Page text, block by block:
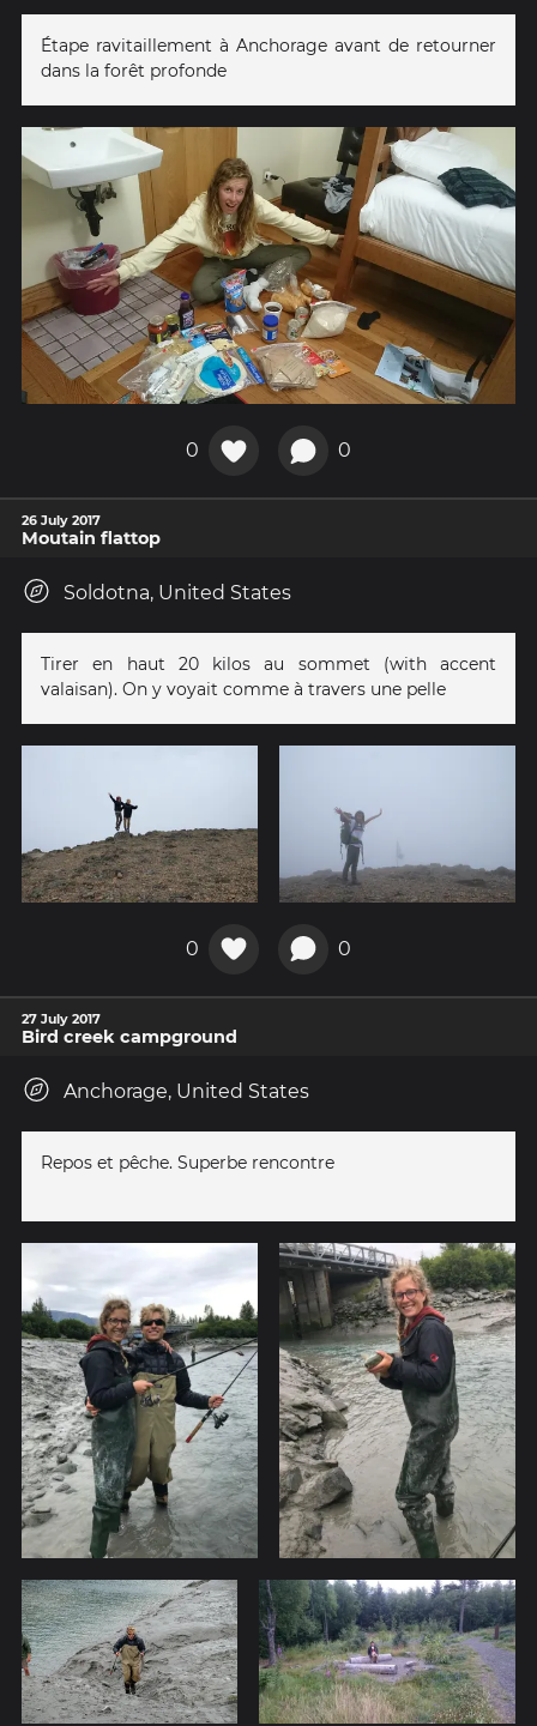
Étape ravitaillement à Anchorage avant de retourner
dans la forêt profonde
0 0
26 July 2017
Moutain flattop
Soldotna, United States
Tirer en haut 20 kilos au sommet (with accent
valaisan). On y voyait comme à travers une pelle
0 0
27 July 2017
Bird creek campground
Anchorage, United States
Repos et pêche. Superbe rencontre